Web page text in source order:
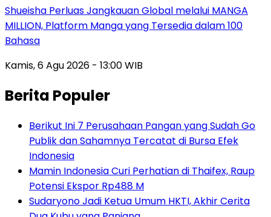
Shueisha Perluas Jangkauan Global melalui MANGA
MILLION, Platform Manga yang Tersedia dalam 100
Bahasa
Kamis, 6 Agu 2026 - 13:00 WIB
Berita Populer
Berikut Ini 7 Perusahaan Pangan yang Sudah Go
Publik dan Sahamnya Tercatat di Bursa Efek
Indonesia
Mamin Indonesia Curi Perhatian di Thaifex, Raup
Potensi Ekspor Rp488 M
Sudaryono Jadi Ketua Umum HKTI, Akhir Cerita